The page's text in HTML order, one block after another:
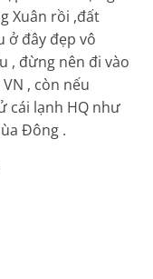
Xuân rồi ,đất
ở đây đẹp vô
, đừng nên đi vào
, còn nếu
cái lạnh HQ như
Đông .